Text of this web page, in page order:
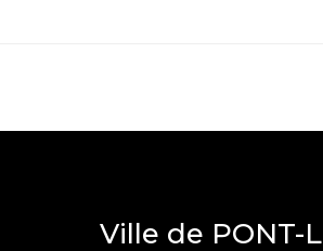
Ville de PONT-